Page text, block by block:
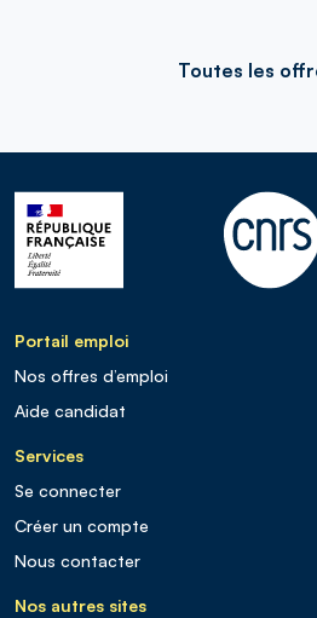
Toutes les
Portail emploi
Nos offres d’emploi
Aide candidat
Services
Se connecter
Créer un compte
Nous contacter
Nos autres sites